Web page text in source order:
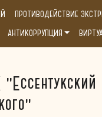
ПРОТИВОДЕЙСТВИЕ
АНТИКОРРУПЦИЯ